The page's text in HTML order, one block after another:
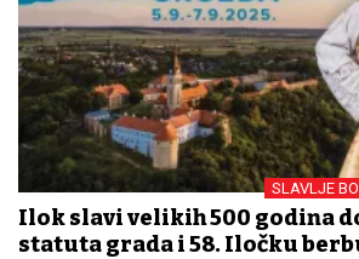
SLAVLJE
Ilok slavi velikih 500 godina
statuta grada i 58. Iločku